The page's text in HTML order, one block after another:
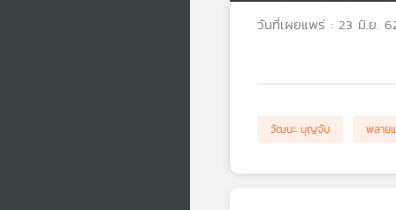
วันที่เผยแพร่ : 23 มิ.ย.
วัฒนะ บุญจับ พลาย